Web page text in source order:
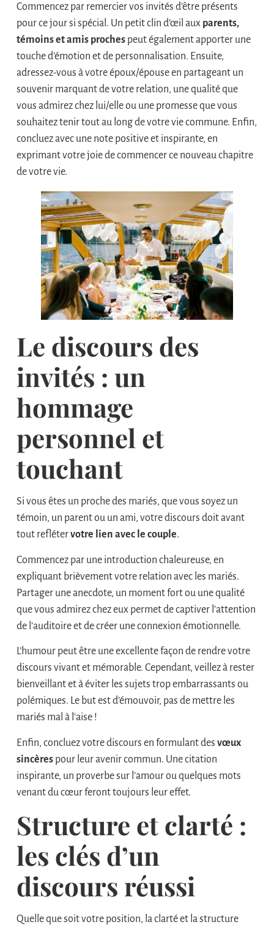
Commencez par remercier vos invités d’être présents
pour ce jour si spécial. Un petit clin d’œil aux parents,
témoins et amis proches peut également apporter une
touche d’émotion et de personnalisation. Ensuite,
adressez-vous à votre époux/épouse en partageant un
souvenir marquant de votre relation, une qualité que
vous admirez chez lui/elle ou une promesse que vous
souhaitez tenir tout au long de votre vie commune. Enfin,
concluez avec une note positive et inspirante, en
exprimant votre joie de commencer ce nouveau chapitre
de votre vie.
Le discours des
invités : un
hommage
personnel et
touchant
Si vous êtes un proche des mariés, que vous soyez un
témoin, un parent ou un ami, votre discours doit avant
tout reflétervotre lien avec le couple.
Commencez par une introduction chaleureuse, en
expliquant brièvement votre relation avec les mariés.
Partager une anecdote, un moment fort ou une qualité
que vous admirez chez eux permet de captiver l’attention
de l’auditoire et de créer une connexion émotionnelle.
L’humour peut être une excellente façon de rendre votre
discours vivant et mémorable. Cependant, veillez à rester
bienveillant et à éviter les sujets trop embarrassants ou
polémiques. Le but est d’émouvoir, pas de mettre les
mariés mal à l’aise !
Enfin, concluez votre discours en formulant des vœux
sincères pour leur avenir commun. Une citation
inspirante, un proverbe sur l’amour ou quelques mots
venant du cœur feront toujours leur effet.
Structure et clarté :
les clés d’un
discours réussi
Quelle que soit votre position, la clarté et la structure